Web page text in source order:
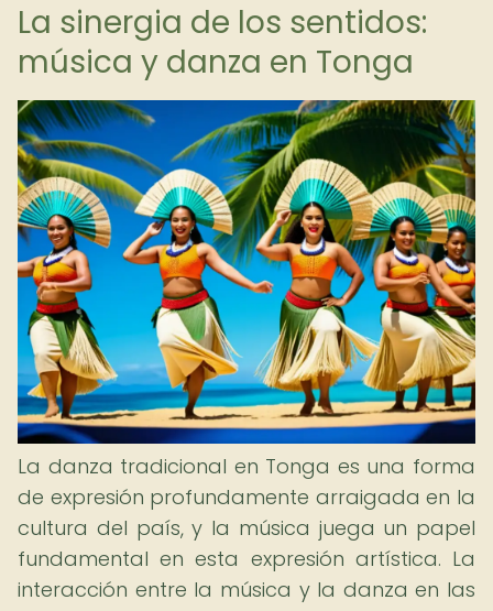
La sinergia de los sentidos:
música y danza en Tonga
La danza tradicional en Tonga es una forma
de expresión profundamente arraigada en la
cultura del país, y la música juega un papel
fundamental en esta expresión artística. La
interacción entre la música y la danza en las